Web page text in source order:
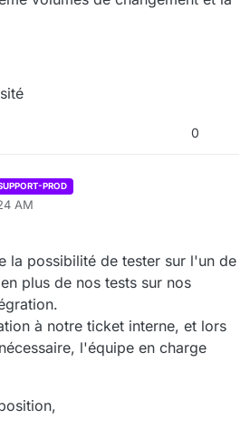
0
PROD
AM
la possibilité de tester sur l'un de
plus de nos tests sur nos
à notre ticket interne, et lors
l'équipe en charge